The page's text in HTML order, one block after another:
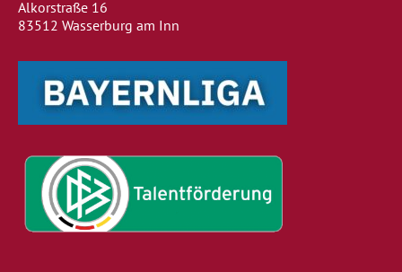
Alkorstraße 16
83512 Wasserburg am Inn